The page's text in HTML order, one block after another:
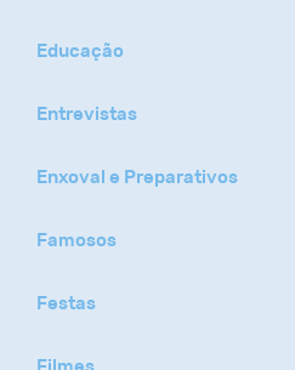
Educação
Entrevistas
Enxoval e Preparativos
Famosos
Festas